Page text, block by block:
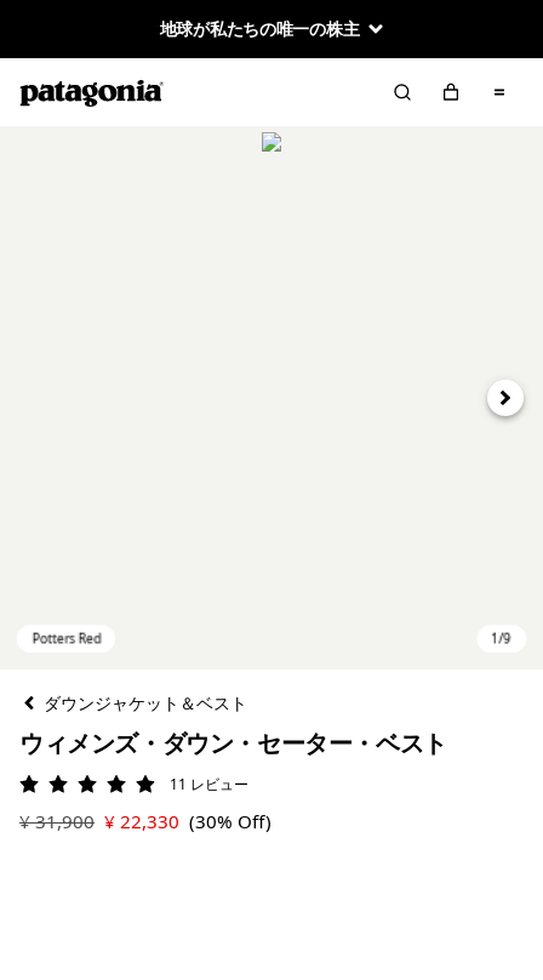
地球が私たちの唯一の株主
次へ
ダウンジャケット＆ベスト
ウィメンズ・ダウン・セーター・ベスト
評価: 4.9 / 5
11 レビュー
¥ 31,900 ¥ 22,330 (30% Off)